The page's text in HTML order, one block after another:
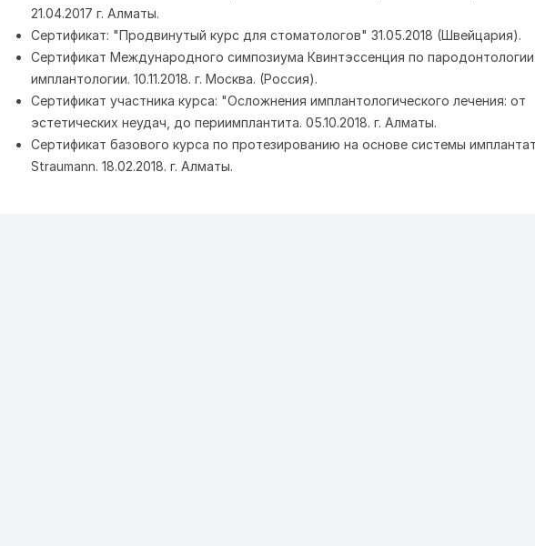
21.04.2017 г. Алматы.
Сертификат: "Продвинутый курс для стоматологов" 31.05.2018 (Швейцария).
Сертификат Международного симпозиума Квинтэссенция по
имплантологии. 10.11.2018. г. Москва. (Россия).
Сертификат участника курса: "Осложнения имплантологического лечения: от
эстетических неудач, до периимплантита. 05.10.2018. г. Алматы.
Сертификат базового курса по протезированию на основе системы
Straumann. 18.02.2018. г. Алматы.